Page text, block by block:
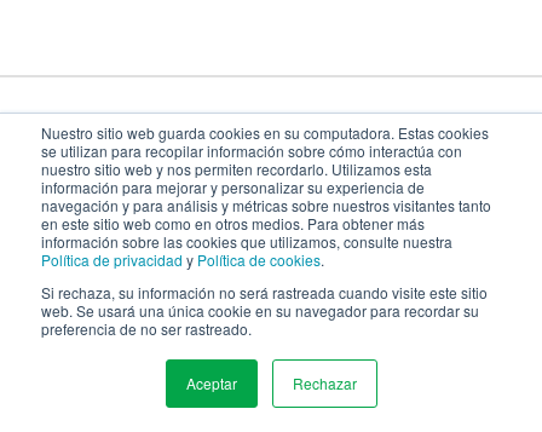
Nuestro sitio web guarda cookies en su computadora. Estas cookies
se utilizan para recopilar información sobre cómo interactúa con
nuestro sitio web y nos permiten recordarlo. Utilizamos esta
información para mejorar y personalizar su experiencia de
navegación y para análisis y métricas sobre nuestros visitantes tanto
en este sitio web como en otros medios. Para obtener más
información sobre las cookies que utilizamos, consulte nuestra
Política de privacidad y Política de cookies.
Si rechaza, su información no será rastreada cuando visite este sitio
web. Se usará una única cookie en su navegador para recordar su
preferencia de no ser rastreado.
Aceptar Rechazar
SEDE CORPORATIVA DE WSI
91 Skyway Avenue, Suite 104
Etobicoke, ON, Canada
M9W 6R5
Local:905.678.7588
US Toll-Free:888.678.7588
UK Toll-Free:08.08.234.6105
Fax:905.678.7242
Email:contact@wsiworld.com